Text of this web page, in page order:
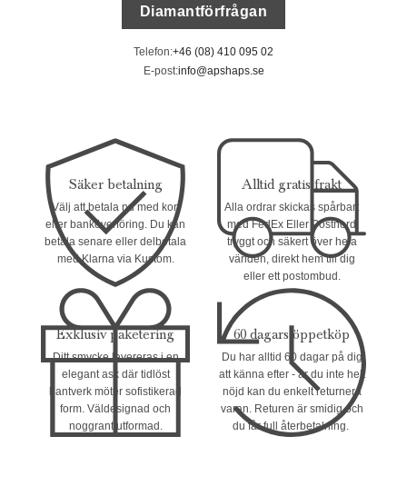
Diamantförfrågan
Telefon:+46 (08) 410 095 02
E-post:info@apshaps.se
Säker betalning
Välj att betala nu med kort
eller banköverföring. Du kan
betala senare eller delbetala
med Klarna via Kustom.
Alltid gratis frakt
Alla ordrar skickas spårbart
med FedEx Eller Postnord
tryggt och säkert över hela
världen, direkt hem till dig
eller ett postombud.
Exklusiv paketering
Ditt smycke levereras i en
elegant ask där tidlöst
hantverk möter sofistikerad
form. Väldesignad och
noggrant utformad.
60 dagars öppetköp
Du har alltid 60 dagar på dig
att känna efter - är du inte helt
nöjd kan du enkelt returnera
varan. Returen är smidig och
du får full återbetalning.